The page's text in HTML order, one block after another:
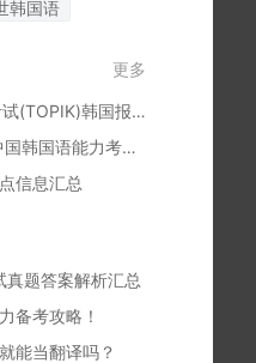
韩国语
更多
2026年108届韩国语能力考试(TOPIK)韩国报名时间
2026年108届10月TOPIK中国韩国语能力考试报名时间考点
信息汇总
真题答案解析汇总
备考攻略！
能当翻译吗？